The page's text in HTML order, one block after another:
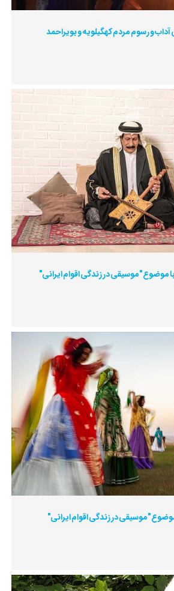
و رسوم مردم کهگیلویه و بویراحمد
موضوع "موسیقی در زندگی اقوام ایرانی"
"موسیقی در زندگی اقوام ایرانی"